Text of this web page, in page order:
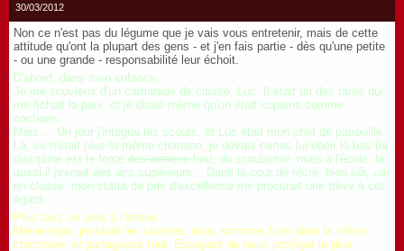
30/03/2012
Non ce n'est pas du légume que je vais vous entretenir, mais de cette
attitude qu'ont la plupart des gens - et j'en fais partie - dès qu'une petite
- ou une grande - responsabilité leur échoit.
D'abord, dans mon enfance.
Je me souviens d'un camarade de classe, Luc. Il était un des rares qui
me fichait la paix, et je dirais même qu'on était copains comme
cochons.
Mais.... Un jour j'intégrai les scouts, et Luc était mon chef de patrouille.
Là, ce n'était plus la même chanson, je devais certes lui obéir là-bas (la
discipline est le force des armées heu, du scoutisme, mais à l'école, là
aussi il prenait des airs supérieurs... Dans la cour de récré, bien sûr, car
en classe, mon statut de prix d'excellence me procurait une trêve à cet
égard.
Plus tard, ce sera à l'armée.
Même topo, pendant les classes, nous sommes tous dans la même
chambrée, et partageons tout. Essayant de nous protéger le plus